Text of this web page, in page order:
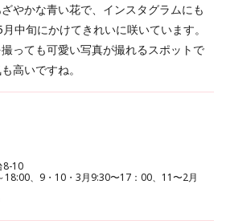
やかな青い花で、インスタグラムにも
中旬にかけてきれいに咲いています。
っても可愛い写真が撮れるスポットで
高いですね。
8-10
18:00、9・10・3月9:30〜17：00、11〜2月